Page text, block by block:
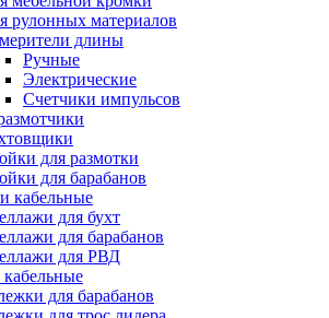
рулонных материалов
длины
Ручные
Электрические
Счетчики импульсов
для размотки
для барабанов
кабельные
для бухт
для барабанов
для РВД
для барабанов